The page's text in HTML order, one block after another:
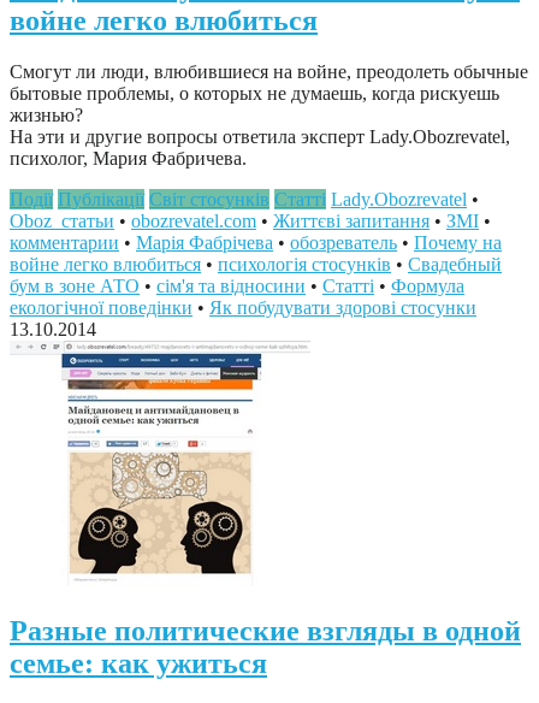
войне легко влюбиться
Смогут ли люди, влюбившиеся на войне, преодолеть обычные
бытовые проблемы, о которых не думаешь, когда рискуешь
жизнью?
На эти и другие вопросы ответила эксперт Lady.Obozrevatel,
психолог, Мария Фабричева.
Події Публікації Світ стосунків Статті Lady.Obozrevatel •
Oboz_статьи • obozrevatel.com • Життєві запитання • ЗМІ •
комментарии • Марія Фабрічева • обозреватель • Почему на
войне легко влюбиться • психологія стосунків • Свадебный
бум в зоне АТО • сім'я та відносини • Статті • Формула
екологічної поведінки • Як побудувати здорові стосунки
13.10.2014
Разные политические взгляды в одной
семье: как ужиться